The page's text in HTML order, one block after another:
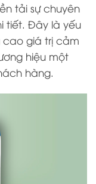
tải sự chuyên
tiết. Đây là yếu
giá trị cảm
hiệu một
hàng.